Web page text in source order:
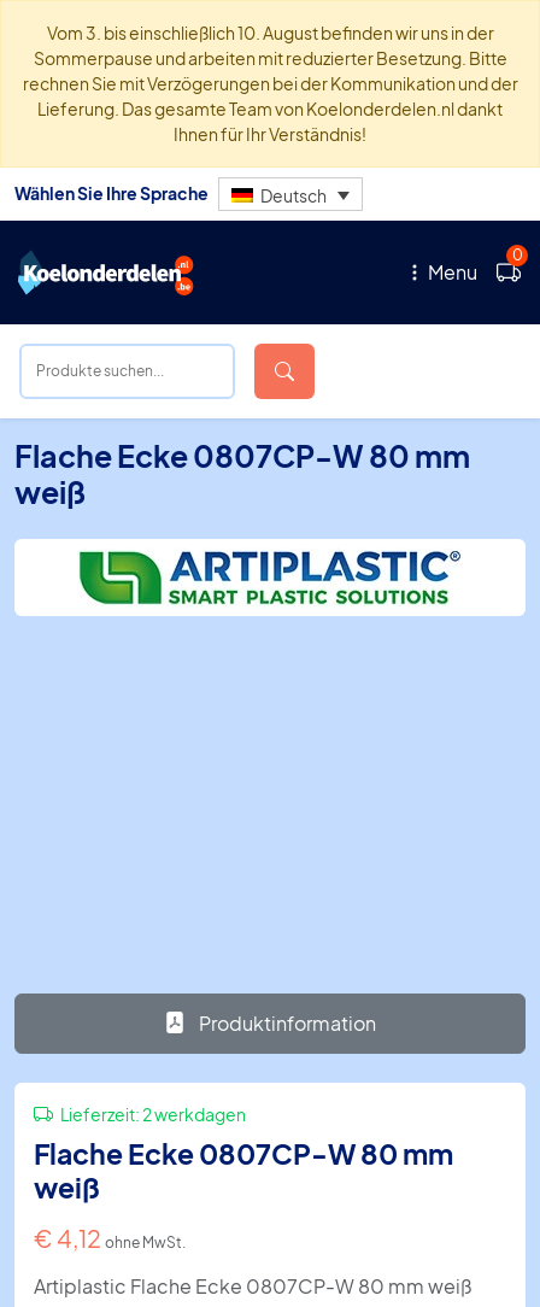
Vom 3. bis einschließlich 10. August befinden wir uns in der
Sommerpause und arbeiten mit reduzierter Besetzung. Bitte
rechnen Sie mit Verzögerungen bei der Kommunikation und der
Lieferung. Das gesamte Team von Koelonderdelen.nl dankt
Ihnen für Ihr Verständnis!
Wählen Sie Ihre Sprache Deutsch
Menu
0
Flache Ecke 0807CP-W 80 mm
weiß
Produktinformation
Lieferzeit:2 werkdagen
Flache Ecke 0807CP-W 80 mm
weiß
€ 4,12 ohne MwSt.
Artiplastic Flache Ecke 0807CP-W 80 mm weiß